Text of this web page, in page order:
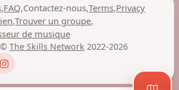
,FAQ,Contactez-nous,Terms,Privacy
,Trouver un groupe,
de musique
©The Skills Network 2022-2026